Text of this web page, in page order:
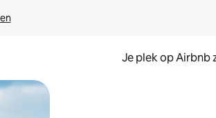
Je plek op Airbnb